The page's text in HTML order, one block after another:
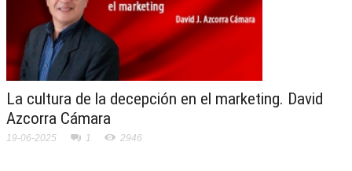
La cultura de la decepción en el marketing. David
Azcorra Cámara
19-06-2025 1 2946